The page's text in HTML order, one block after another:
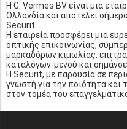
Η G. Vermes BV είναι μια
Ολλανδία και αποτελεί
Securit.
Η εταιρεία προσφέρει μια
οπτικής επικοινωνίας,
μαρκαδόρων κιμωλίας,
καταλόγων-μενού και
Η Securit, με παρουσία σε
γνωστή για την ποιότητα και
στον τομέα του